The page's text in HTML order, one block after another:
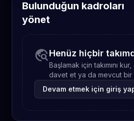
Bulunduğun kadroları
yönet
travel_exploreHenüz hiçbir
Başlamak için takımını kur,
davet et ya da mevcut bir
Devam etmek için giriş